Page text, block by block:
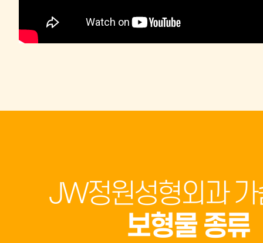
JW정원성형외과
보형물 종류